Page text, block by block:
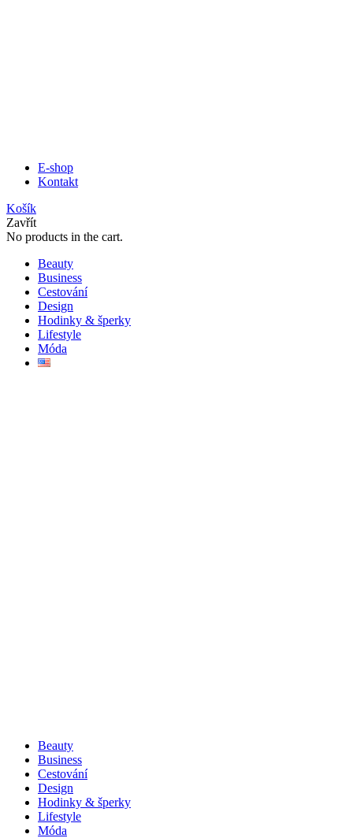
E-shop
Kontakt
Košík
Zavřít
No products in the cart.
Beauty
Business
Cestování
Design
Hodinky & šperky
Lifestyle
Móda
Beauty
Business
Cestování
Design
Hodinky & šperky
Lifestyle
Móda